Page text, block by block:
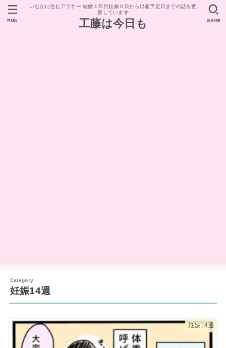
いなかに住むアラサー 結婚１年目妊娠０日から出産予定日までの話を更
新しています
工藤は今日も SEARCH
MENU
妊娠14週
妊娠14週